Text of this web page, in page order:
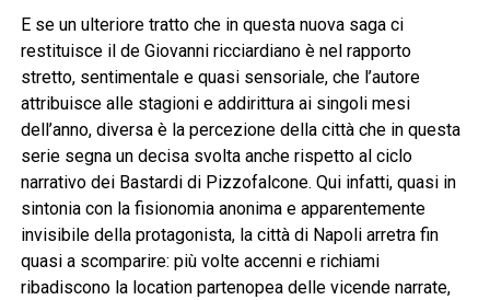
E se un ulteriore tratto che in questa nuova saga ci
restituisce il de Giovanni ricciardiano è nel rapporto
stretto, sentimentale e quasi sensoriale, che l’autore
attribuisce alle stagioni e addirittura ai singoli mesi
dell’anno, diversa è la percezione della città che in questa
serie segna un decisa svolta anche rispetto al ciclo
narrativo dei Bastardi di Pizzofalcone. Qui infatti, quasi in
sintonia con la fisionomia anonima e apparentemente
invisibile della protagonista, la città di Napoli arretra fin
quasi a scomparire: più volte accenni e richiami
ribadiscono la location partenopea delle vicende narrate,